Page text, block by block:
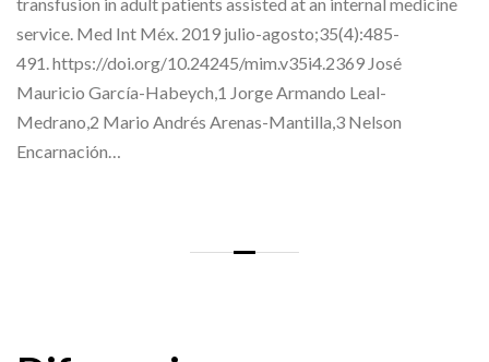
transfusion in adult patients assisted at an internal medicine
service. Med Int Méx. 2019 julio-agosto;35(4):485-
491. https://doi.org/10.24245/mim.v35i4.2369 José
Mauricio García-Habeych,1 Jorge Armando Leal-
Medrano,2 Mario Andrés Arenas-Mantilla,3 Nelson
Encarnación…